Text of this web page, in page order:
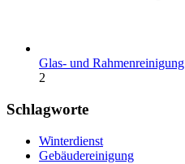
Glas- und Rahmenreinigung
2
Schlagworte
Winterdienst
Gebäudereinigung